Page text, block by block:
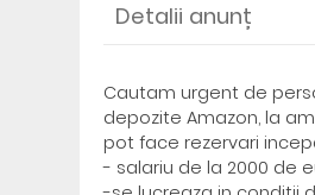
Detalii anunț
Cautam urgent de
depozite Amazon, la
pot face rezervari
- salariu de la 2000 de